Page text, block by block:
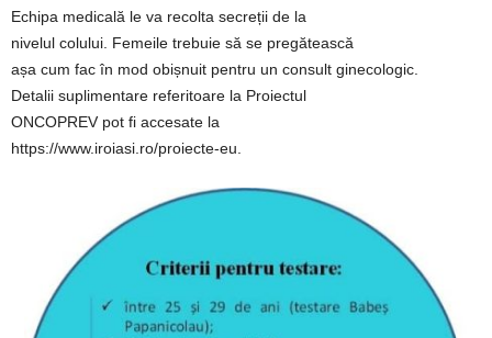
Echipa medicală le va recolta secreții de la
nivelul colului. Femeile trebuie să se pregătească
așa cum fac în mod obișnuit pentru un consult ginecologic.
Detalii suplimentare referitoare la Proiectul
ONCOPREV pot fi accesate la
https://www.iroiasi.ro/proiecte-eu.